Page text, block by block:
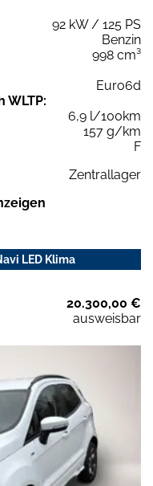
92 kW / 125 PS
Benzin
998 cm³
Euro6d
WLTP:
6,9 l/100km
157 g/km
F
Zentrallager
LED Klima
20.300,00 €
ausweisbar